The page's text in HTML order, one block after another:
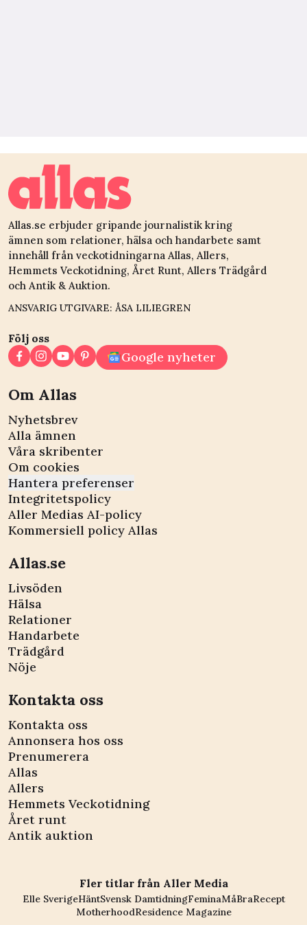
Allas.se erbjuder gripande journalistik kring
ämnen som relationer, hälsa och handarbete samt
innehåll från veckotidningarna Allas, Allers,
Hemmets Veckotidning, Året Runt, Allers Trädgård
och Antik & Auktion.
ANSVARIG UTGIVARE: ÅSA LILIEGREN
Följ oss
Google nyheter
Om Allas
Nyhetsbrev
Alla ämnen
Våra skribenter
Om cookies
Hantera preferenser
Integritetspolicy
Aller Medias AI-policy
Kommersiell policy Allas
Allas.se
Livsöden
Hälsa
Relationer
Handarbete
Trädgård
Nöje
Kontakta oss
Kontakta oss
Annonsera hos oss
Prenumerera
Allas
Allers
Hemmets Veckotidning
Året runt
Antik auktion
Fler titlar från Aller Media
Elle SverigeHäntSvensk DamtidningFeminaMåBraRecept
MotherhoodResidence Magazine